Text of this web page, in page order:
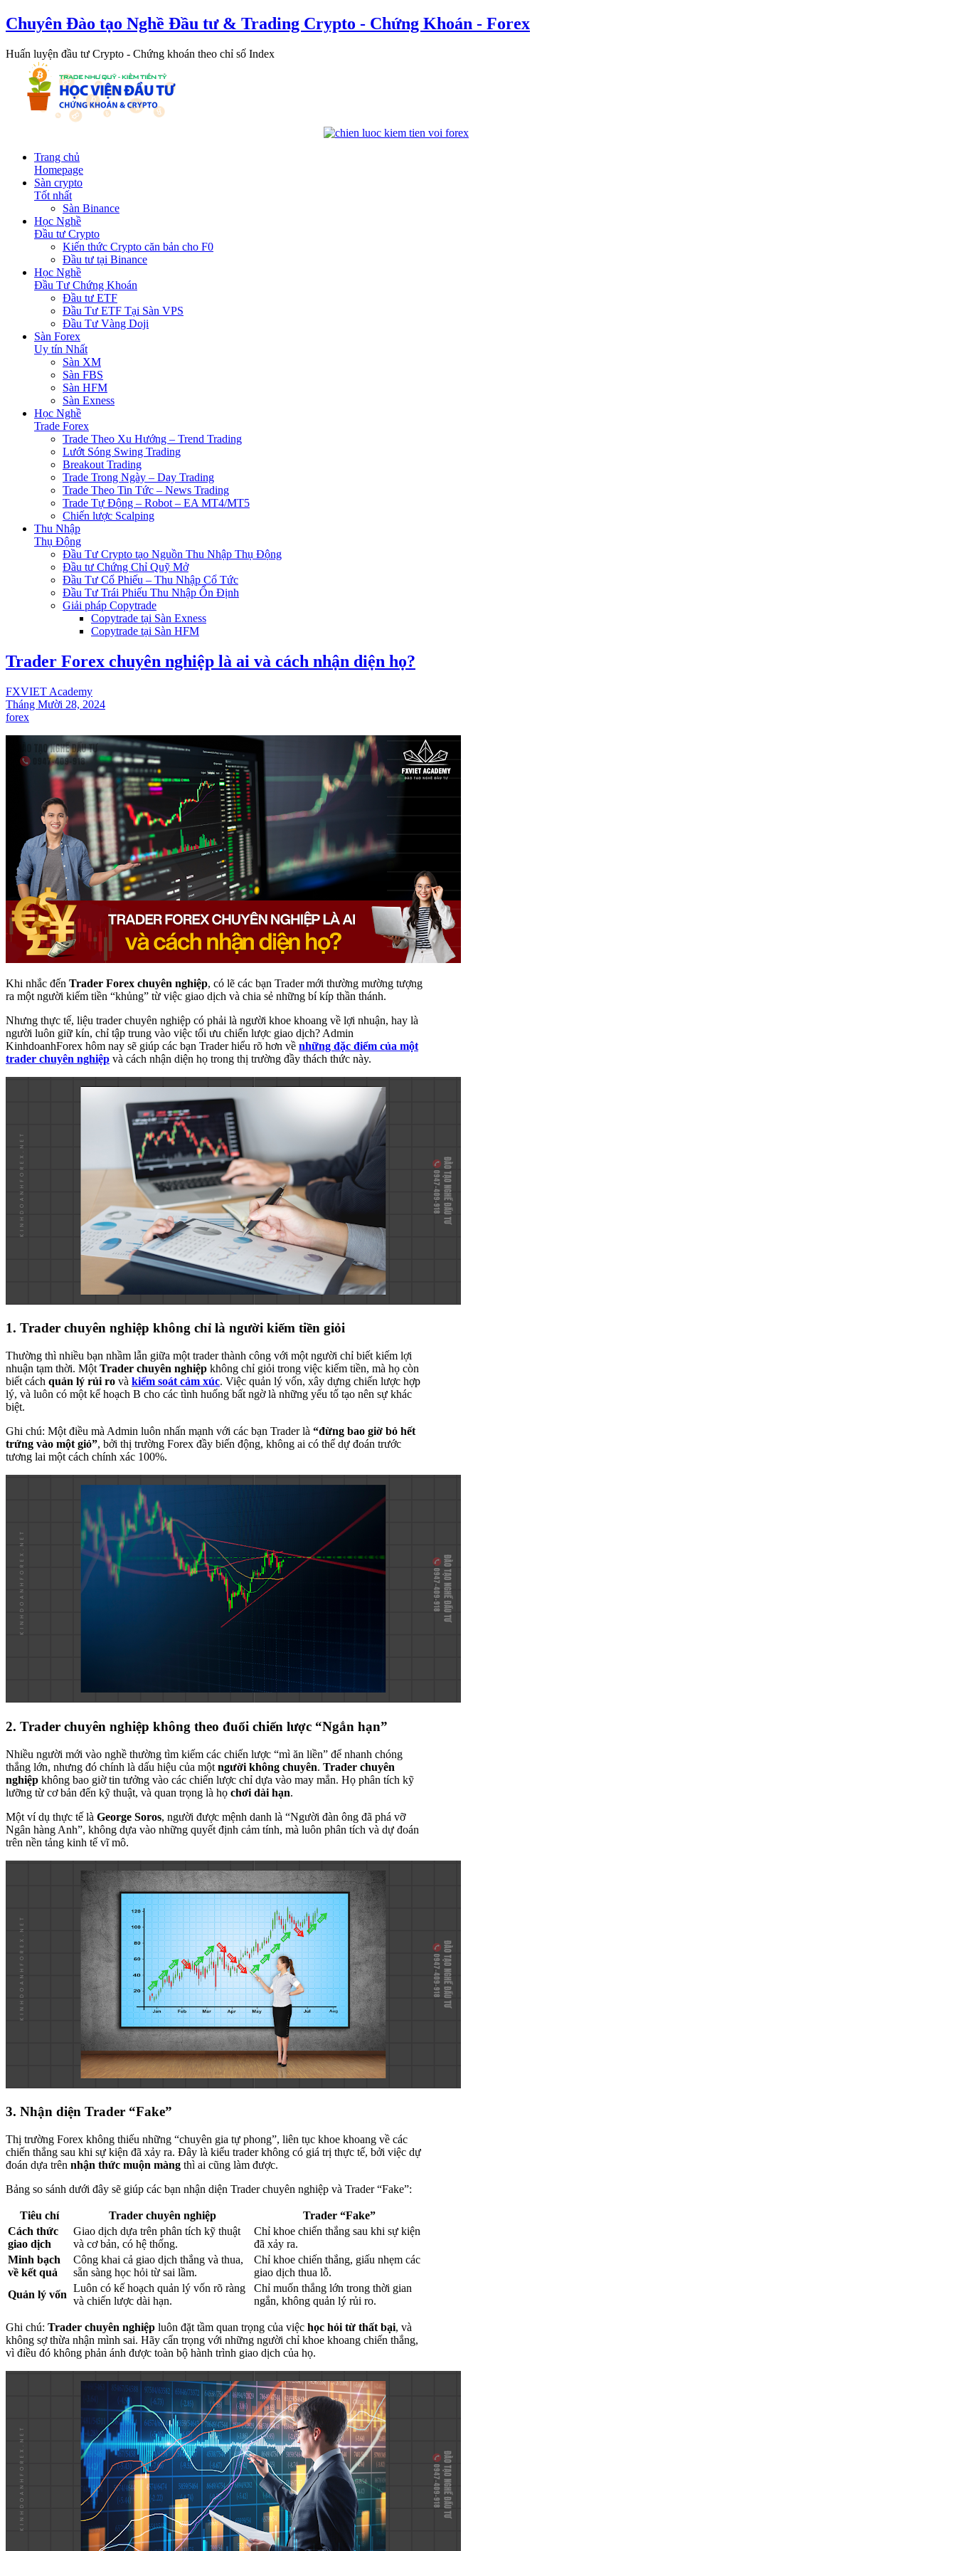
Chuyên Đào tạo Nghề Đầu tư & Trading Crypto - Chứng Khoán - Forex
Huấn luyện đầu tư Crypto - Chứng khoán theo chỉ số Index
Trang chủ
Homepage
Sàn crypto
Tốt nhất
Sàn Binance
Học Nghề
Đầu tư Crypto
Kiến thức Crypto căn bản cho F0
Đầu tư tại Binance
Học Nghề
Đầu Tư Chứng Khoán
Đầu tư ETF
Đầu Tư ETF Tại Sàn VPS
Đầu Tư Vàng Doji
Sàn Forex
Uy tín Nhất
Sàn XM
Sàn FBS
Sàn HFM
Sàn Exness
Học Nghề
Trade Forex
Trade Theo Xu Hướng – Trend Trading
Lướt Sóng Swing Trading
Breakout Trading
Trade Trong Ngày – Day Trading
Trade Theo Tin Tức – News Trading
Trade Tự Động – Robot – EA MT4/MT5
Chiến lược Scalping
Thu Nhập
Thụ Động
Đầu Tư Crypto tạo Nguồn Thu Nhập Thụ Động
Đầu tư Chứng Chỉ Quỹ Mở
Đầu Tư Cổ Phiếu – Thu Nhập Cổ Tức
Đầu Tư Trái Phiếu Thu Nhập Ổn Định
Giải pháp Copytrade
Copytrade tại Sàn Exness
Copytrade tại Sàn HFM
Trader Forex chuyên nghiệp là ai và cách nhận diện họ?
FXVIET Academy
Tháng Mười 28, 2024
forex
Khi nhắc đến Trader Forex chuyên nghiệp, có lẽ các bạn Trader mới thường mường tượng
ra một người kiếm tiền “khủng” từ việc giao dịch và chia sẻ những bí kíp thần thánh.
Nhưng thực tế, liệu trader chuyên nghiệp có phải là người khoe khoang về lợi nhuận, hay là
người luôn giữ kín, chỉ tập trung vào việc tối ưu chiến lược giao dịch? Admin
KinhdoanhForex hôm nay sẽ giúp các bạn Trader hiểu rõ hơn về những đặc điểm của một
trader chuyên nghiệp và cách nhận diện họ trong thị trường đầy thách thức này.
1. Trader chuyên nghiệp không chỉ là người kiếm tiền giỏi
Thường thì nhiều bạn nhầm lẫn giữa một trader thành công với một người chỉ biết kiếm lợi
nhuận tạm thời. Một Trader chuyên nghiệp không chỉ giỏi trong việc kiếm tiền, mà họ còn
biết cách quản lý rủi ro và kiểm soát cảm xúc. Việc quản lý vốn, xây dựng chiến lược hợp
lý, và luôn có một kế hoạch B cho các tình huống bất ngờ là những yếu tố tạo nên sự khác
biệt.
Ghi chú: Một điều mà Admin luôn nhấn mạnh với các bạn Trader là “đừng bao giờ bỏ hết
trứng vào một giỏ”, bởi thị trường Forex đầy biến động, không ai có thể dự đoán trước
tương lai một cách chính xác 100%.
2. Trader chuyên nghiệp không theo đuổi chiến lược “Ngắn hạn”
Nhiều người mới vào nghề thường tìm kiếm các chiến lược “mì ăn liền” để nhanh chóng
thắng lớn, nhưng đó chính là dấu hiệu của một người không chuyên. Trader chuyên
nghiệp không bao giờ tin tưởng vào các chiến lược chỉ dựa vào may mắn. Họ phân tích kỹ
lưỡng từ cơ bản đến kỹ thuật, và quan trọng là họ chơi dài hạn.
Một ví dụ thực tế là George Soros, người được mệnh danh là “Người đàn ông đã phá vỡ
Ngân hàng Anh”, không dựa vào những quyết định cảm tính, mà luôn phân tích và dự đoán
trên nền tảng kinh tế vĩ mô.
3. Nhận diện Trader “Fake”
Thị trường Forex không thiếu những “chuyên gia tự phong”, liên tục khoe khoang về các
chiến thắng sau khi sự kiện đã xảy ra. Đây là kiểu trader không có giá trị thực tế, bởi việc dự
đoán dựa trên nhận thức muộn màng thì ai cũng làm được.
Bảng so sánh dưới đây sẽ giúp các bạn nhận diện Trader chuyên nghiệp và Trader “Fake”:
Tiêu chí Trader chuyên nghiệp
Trader “Fake”
Cách thức
giao dịch
Giao dịch dựa trên phân tích kỹ thuật
và cơ bản, có hệ thống.
Chỉ khoe chiến thắng sau khi sự kiện
đã xảy ra.
Minh bạch
về kết quả
Công khai cả giao dịch thắng và thua,
sẵn sàng học hỏi từ sai lầm.
Chỉ khoe chiến thắng, giấu nhẹm các
giao dịch thua lỗ.
Quản lý vốn
Luôn có kế hoạch quản lý vốn rõ ràng
và chiến lược dài hạn.
Chỉ muốn thắng lớn trong thời gian
ngắn, không quản lý rủi ro.
Ghi chú: Trader chuyên nghiệp luôn đặt tầm quan trọng của việc học hỏi từ thất bại, và
không sợ thừa nhận mình sai. Hãy cẩn trọng với những người chỉ khoe khoang chiến thắng,
vì điều đó không phản ánh được toàn bộ hành trình giao dịch của họ.